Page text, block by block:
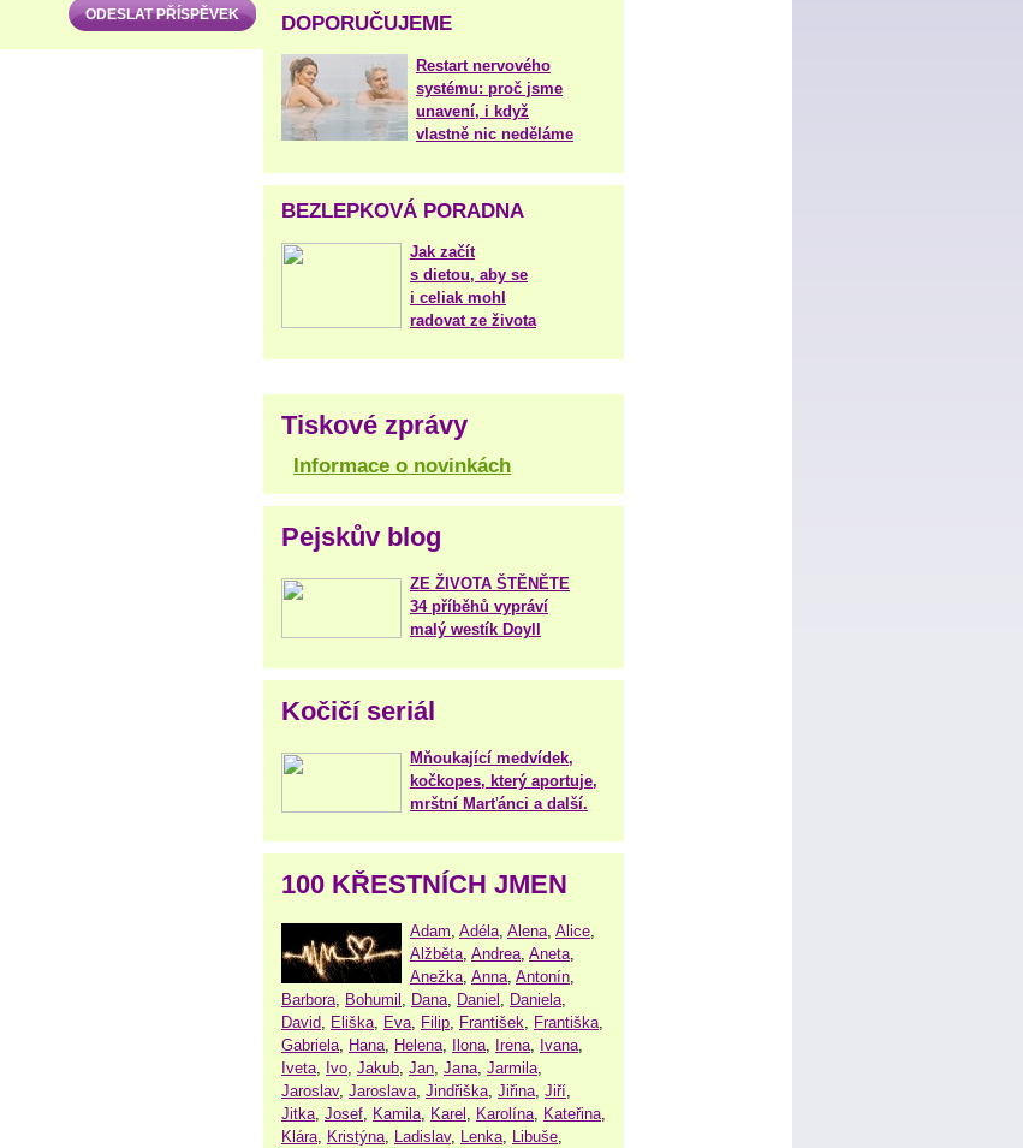
DOPORUČUJEME
Restart nervového
systému: proč jsme
unavení, i když
vlastně nic neděláme
BEZLEPKOVÁ PORADNA
Jak začít
s dietou, aby se
i celiak mohl
radovat ze života
Tiskové zprávy
Informace o novinkách
Pejskův blog
ZE ŽIVOTA ŠTĚNĚTE
34 příběhů vypráví
malý westík Doyll
Kočičí seriál
Mňoukající medvídek,
kočkopes, který aportuje,
mrštní Marťánci a další.
100 KŘESTNÍCH JMEN
Adam, Adéla, Alena, Alice,
Alžběta, Andrea, Aneta,
Anežka, Anna, Antonín,
Barbora, Bohumil , Dana, Daniel , Daniela,
David, Eliška, Eva, Filip, František, Františka,
Gabriela, Hana, Helena, Ilona, Irena, Ivana,
Iveta, Ivo, Jakub, Jan, Jana, Jarmila,
Jaroslav, Jaroslava, Jindřiška, Jiřina, Jiří,
Jitka, Josef, Kamila, Karel , Karolína, Kateřina,
Klára, Kristýna, Ladislav, Lenka, Libuše,